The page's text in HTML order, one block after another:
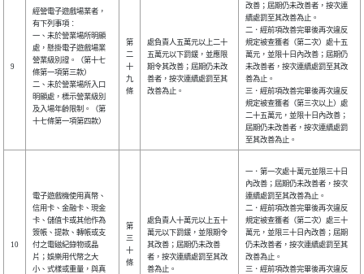
9
經營電子遊戲場業者，
有下列事項︰
一、未於營業場所明顯
處，懸掛電子遊戲場業
營業級別證。（第十七
條第一項第三款）
二、未於營業場所入口
明顯處，標示營業級別
及入場年齡限制。（第
十七條第一項第四款）
第
二
十
九
條
處負責人五萬元以上二十
五萬元以下罰鍰，並應限
期令其改善；屆期仍未改
善者，按次連續處罰至其
改善為止。
改善；屆期仍未改善者，按次連
續處罰至其改善為止。
二．經前項改善完畢後再次違反
規定被查獲者（第二次）處十五
萬元，並限十日內改善；屆期仍
未改善者，按次連續處罰至其改
善為止。
三．經前項改善完畢後再次違反
規定被查獲者（第三次以上）處
二十五萬元，並限十日內改善；
屆期仍未改善者，按次連續處罰
至其改善為止。
10
電子遊戲機使用真幣、
信用卡、金融卡、現金
卡、儲值卡或其他作為
簽帳、提款、轉帳或支
付之電磁紀錄物或晶
片；娛樂用代幣之大
小、式樣或重量，與真
第
三
十
條
處負責人十萬元以上五十
萬元以下罰鍰，並限期令
其改善；屆期仍未改善
者，按次連續處罰至其改
善為止。
一．第一次處十萬元並限三十日
內改善；屆期仍未改善者，按次
連續處罰至其改善為止。
二．經前項改善完畢後再次違反
規定被查獲者（第二次）處三十
萬元，並限三十日內改善；屆期
仍未改善者，按次連續處罰至其
改善為止。
三．經前項改善完畢後再次違反